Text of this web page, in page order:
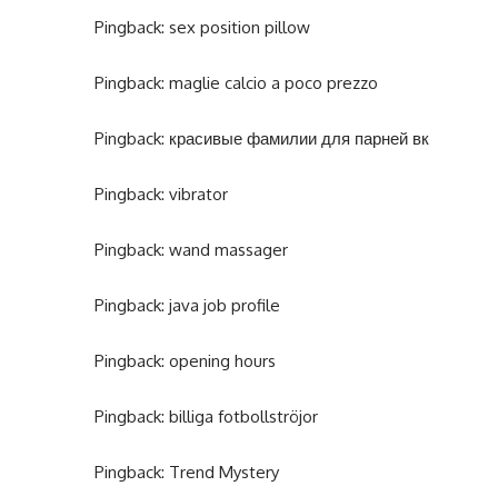
Pingback: sex position pillow
Pingback: maglie calcio a poco prezzo
Pingback: красивые фамилии для парней вк
Pingback: vibrator
Pingback: wand massager
Pingback: java job profile
Pingback: opening hours
Pingback: billiga fotbollströjor
Pingback: Trend Mystery